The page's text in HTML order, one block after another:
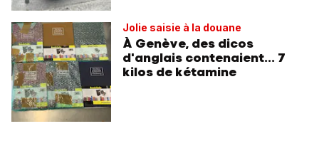
Jolie saisie à la douane
À Genève, des dicos
d'anglais contenaient... 7
kilos de kétamine